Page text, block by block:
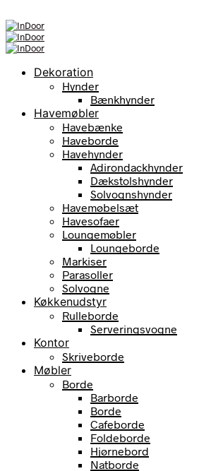
Dekoration
Hynder
Bænkhynder
Havemøbler
Havebænke
Haveborde
Havehynder
Adirondackhynder
Dækstolshynder
Solvognshynder
Havemøbelsæt
Havesofaer
Loungemøbler
Loungeborde
Markiser
Parasoller
Solvogne
Køkkenudstyr
Rulleborde
Serveringsvogne
Kontor
Skriveborde
Møbler
Borde
Barborde
Borde
Cafeborde
Foldeborde
Hjørnebord
Natborde